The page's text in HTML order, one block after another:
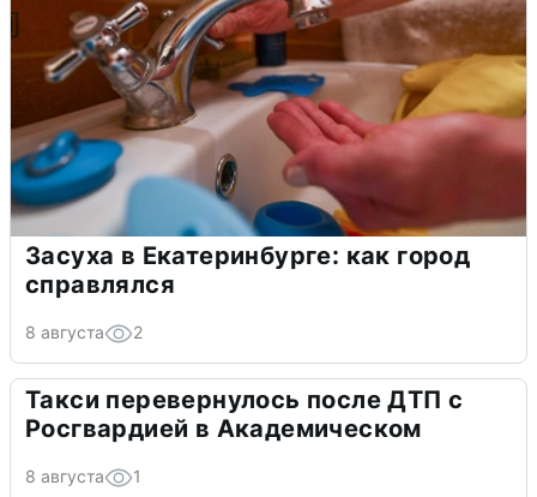
Засуха в Екатеринбурге: как город
справлялся
8 августа 2
Такси перевернулось после ДТП с
Росгвардией в Академическом
8 августа 1